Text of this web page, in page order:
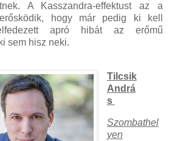
A Kasszandra-effektust az a
hogy már pedig ki kell
apró hibát az erőmű
sem hisz neki.
Tilcsik
Andrá
s
Szombathel
yen